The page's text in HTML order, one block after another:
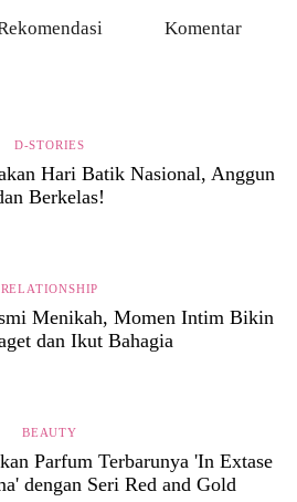
Komentar
D-STORIES
Hari Batik Nasional, Anggun
Berkelas!
RELATIONSHIP
Menikah, Momen Intim Bikin
dan Ikut Bahagia
BEAUTY
Parfum Terbarunya 'In Extase
dengan Seri Red and Gold